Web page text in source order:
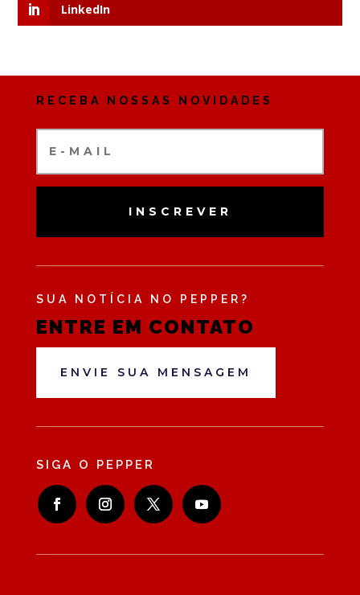
LinkedIn
RECEBA NOSSAS NOVIDADES
INSCREVER
SUA NOTÍCIA NO PEPPER?
ENTRE EM CONTATO
ENVIE SUA MENSAGEM
SIGA O PEPPER